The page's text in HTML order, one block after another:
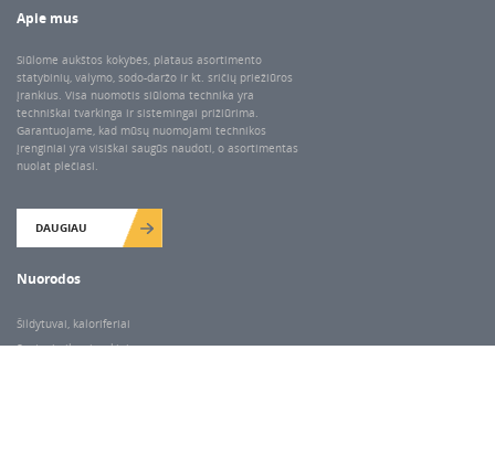
Apie mus
Siūlome aukštos kokybės, plataus asortimento
statybinių, valymo, sodo-daržo ir kt. sričių priežiūros
įrankius. Visa nuomotis siūloma technika yra
techniškai tvarkinga ir sistemingai prižiūrima.
Garantuojame, kad mūsų nuomojami technikos
įrenginiai yra visiškai saugūs naudoti, o asortimentas
nuolat plečiasi.
DAUGIAU
Nuorodos
Šildytuvai, kaloriferiai
Santechnikos įrankiai